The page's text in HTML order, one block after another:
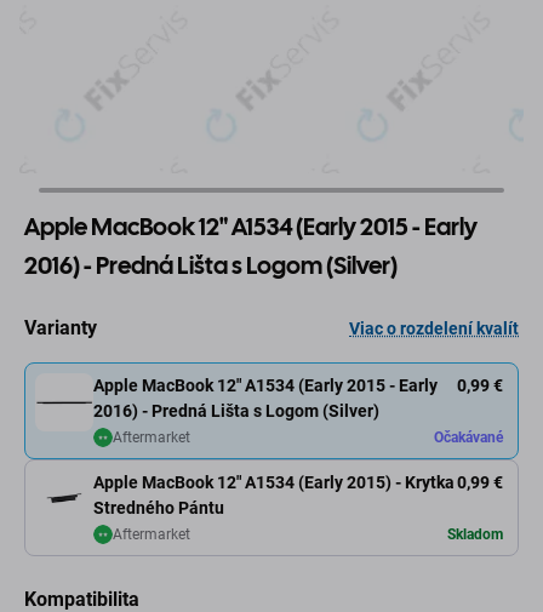
Apple MacBook 12" A1534 (Early 2015 - Early
2016) - Predná Lišta s Logom (Silver)
Varianty Viac o rozdelení kvalít
Apple MacBook 12" A1534 (Early 2015 - Early
2016) - Predná Lišta s Logom (Silver)
0,99 €
Aftermarket Očakávané
Apple MacBook 12" A1534 (Early 2015) - Krytka
Stredného Pántu
0,99 €
Aftermarket Skladom
Kompatibilita